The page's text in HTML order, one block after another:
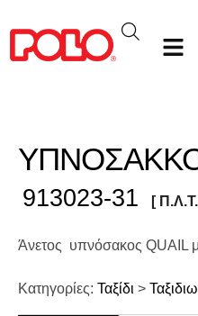
913023-31 [
Άνετος υπνόσακος QUAIL
Κατηγορίες: Ταξίδι >